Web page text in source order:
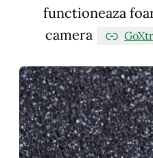
functioneaza
camera